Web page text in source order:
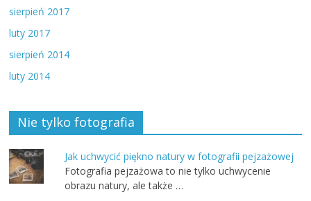
sierpień 2017
luty 2017
sierpień 2014
luty 2014
Nie tylko fotografia
Jak uchwycić piękno natury w fotografii pejzażowej
Fotografia pejzażowa to nie tylko uchwycenie
obrazu natury, ale także …